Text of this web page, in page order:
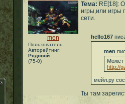
men
Пользователь
Авторейтинг:
Рядовой
(75-0)
Тема: RE[18]:
игры,или игры
сети.
hello167
men
Может
http://
мейл.ру
Ты там